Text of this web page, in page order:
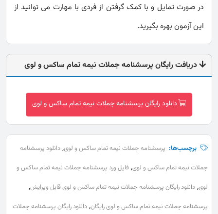
در صورت تمایل و با کمک گرفتن از فردی با مهارت می توانید از
این آزمون بهره بگیرید.
دریافت رایگان پرسشنامه جملات نیمه تمام ساکس و لوی
دانلود رایگان پرسشنامه جملات نیمه تمام ساکس و لوی
برچسب‌ها: پرسشنامه جملات نیمه تمام ساکس و لوی, دانلود پرسشنامه
جملات نیمه تمام ساکس و لوی, فایل ورد پرسشنامه جملات نیمه تمام ساکس و
لوی, دانلود رایگان پرسشنامه جملات نیمه تمام ساکس و لوی قابل ویرایش,
پرسشنامه جملات نیمه تمام ساکس و لوی رایگان, دانلود رایگان پرسشنامه جملات